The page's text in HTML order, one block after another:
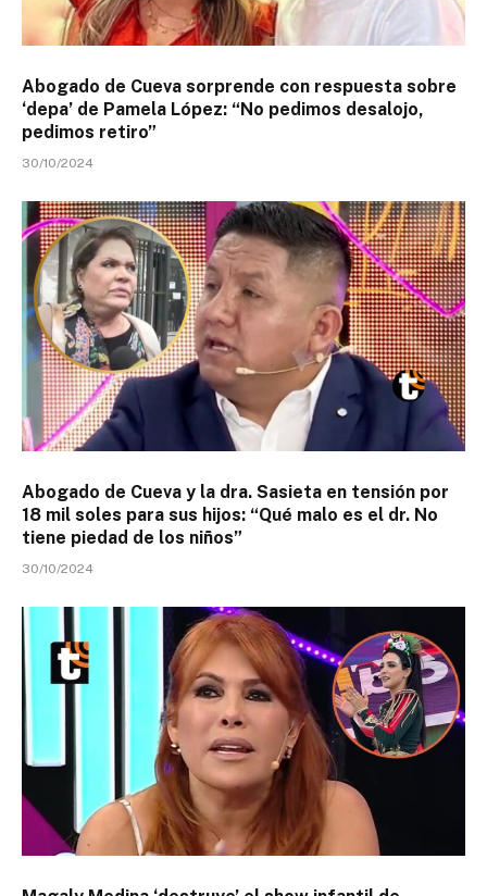
Abogado de Cueva sorprende con respuesta sobre
‘depa’ de Pamela López: “No pedimos desalojo,
pedimos retiro”
30/10/2024
Abogado de Cueva y la dra. Sasieta en tensión por
18 mil soles para sus hijos: “Qué malo es el dr. No
tiene piedad de los niños”
30/10/2024